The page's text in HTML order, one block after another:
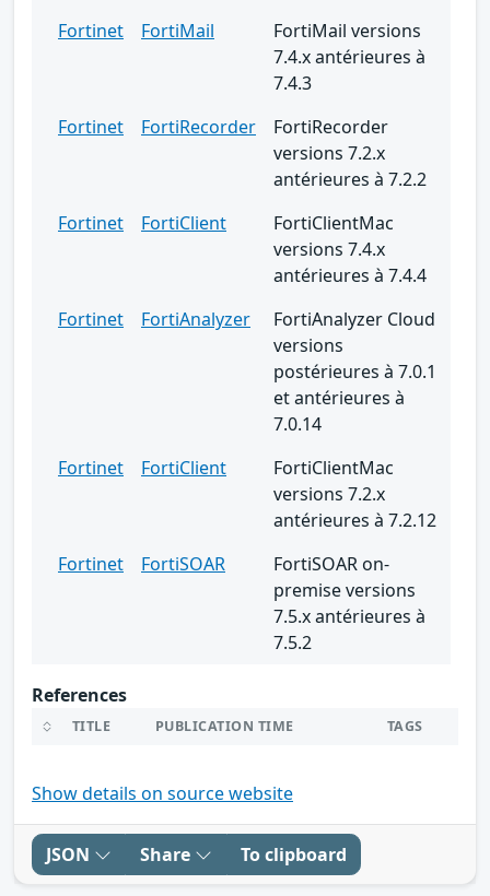
Fortinet
FortiMail
FortiMail versions
7.4.x antérieures à
7.4.3
Fortinet
FortiRecorder
FortiRecorder
versions 7.2.x
antérieures à 7.2.2
Fortinet
FortiClient
FortiClientMac
versions 7.4.x
antérieures à 7.4.4
Fortinet
FortiAnalyzer
FortiAnalyzer Cloud
versions
postérieures à 7.0.1
et antérieures à
7.0.14
Fortinet
FortiClient
FortiClientMac
versions 7.2.x
antérieures à 7.2.12
Fortinet
FortiSOAR
FortiSOAR on-
premise versions
7.5.x antérieures à
7.5.2
References
TITLE PUBLICATION TIME TAGS
Show details on source website
JSON Share To clipboard